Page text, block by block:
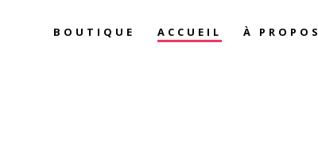
BOUTIQUE ACCUEIL À PROPOS